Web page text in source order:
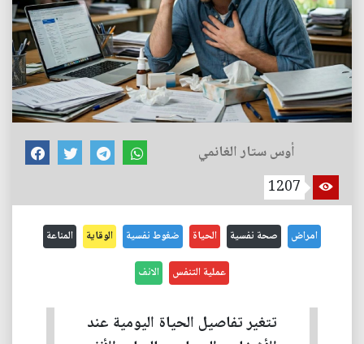
أوس ستار الغانمي
1207
امراض صحة نفسية الحياة ضغوط نفسية الوقاية المناعة
عملية التنفس الانف
تتغير تفاصيل الحياة اليومية عند